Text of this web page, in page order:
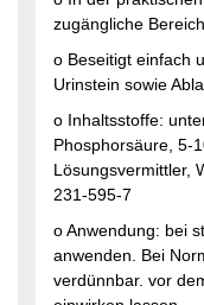
zugängliche
o Beseitigt einfach
Urinstein sowie
o Inhaltsstoffe:
Phosphorsäure, 5-
Lösungsvermittler,
231-595-7
o Anwendung: bei
anwenden. Bei
verdünnbar. vor